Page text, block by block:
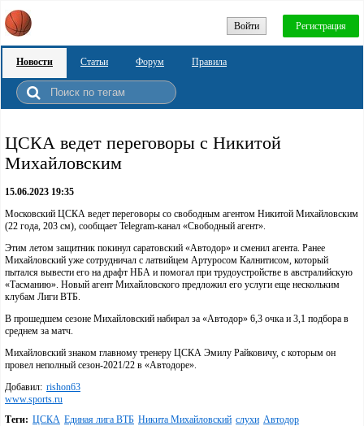
Войти Регистрация
Новости Статьи Форум Правила
ЦСКА ведет переговоры с Никитой
Михайловским
15.06.2023 19:35
Московский ЦСКА ведет переговоры со свободным агентом Никитой Михайловским
(22 года, 203 см), сообщает Telegram-канал «Свободный агент».
Этим летом защитник покинул саратовский «Автодор» и сменил агента. Ранее
Михайловский уже сотрудничал с латвийцем Артуросом Калнитисом, который
пытался вывести его на драфт НБА и помогал при трудоустройстве в австралийскую
«Тасманию». Новый агент Михайловского предложил его услуги еще нескольким
клубам Лиги ВТБ.
В прошедшем сезоне Михайловский набирал за «Автодор» 6,3 очка и 3,1 подбора в
среднем за матч.
Михайловский знаком главному тренеру ЦСКА Эмилу Райковичу, с которым он
провел неполный сезон-2021/22 в «Автодоре».
Добавил: rishon63
www.sports.ru
Теги: ЦСКА Единая лига ВТБ Никита Михайловский слухи Автодор